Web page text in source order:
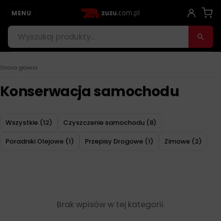
MENU
Strona główna
Konserwacja samochodu
Wszystkie (12)
Czyszczenie samochodu (8)
Poradniki Olejowe (1)
Przepisy Drogowe (1) Zimowe (2)
Brak wpisów w tej kategorii.